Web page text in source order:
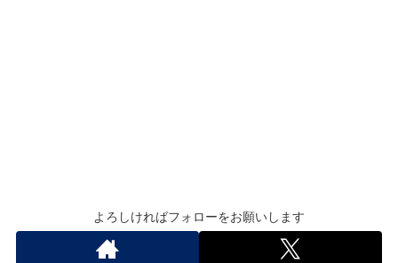
よろしければフォローをお願いします